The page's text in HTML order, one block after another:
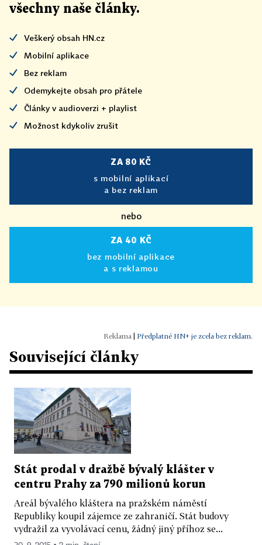
všechny naše články.
Veškerý obsah HN.cz
Mobilní aplikace
Bez reklam
Odemykejte obsah pro přátele
Články v audioverzi + playlist
Možnost kdykoliv zrušit
ZA 80 KČ
s mobilní aplikací
a bez reklam
nebo
ZA 40 KČ
bez mobilní aplikace
a s reklamou
Předplatné HN+ je zcela bez reklam.
Související články
Stát prodal v dražbě bývalý klášter v
centru Prahy za 790 milionů korun
Areál bývalého kláštera na pražském náměstí
Republiky koupil zájemce ze zahraničí. Stát budovy
vydražil za vyvolávací cenu, žádný jiný příhoz se...